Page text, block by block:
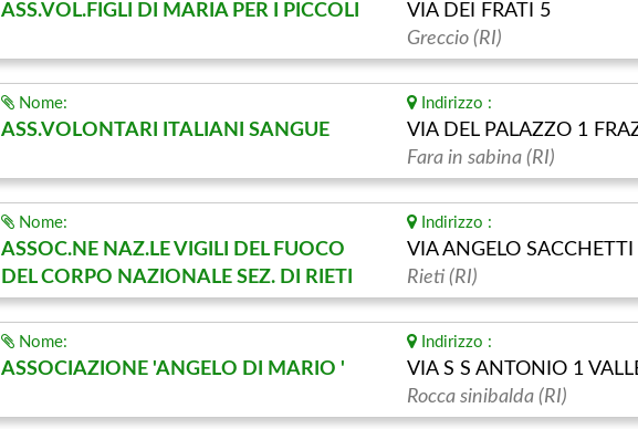
ASS.VOL.FIGLI DI MARIA PER I PICCOLI
VIA DEI FRATI 5
Greccio (RI)
Nome:
ASS.VOLONTARI ITALIANI SANGUE
Indirizzo :
VIA DEL PALAZZO 1
Fara in sabina (RI)
Nome:
ASSOC.NE NAZ.LE VIGILI DEL FUOCO
DEL CORPO NAZIONALE SEZ. DI RIETI
Indirizzo :
VIA ANGELO SACCHETTI
Rieti (RI)
Nome:
ASSOCIAZIONE 'ANGELO DI MARIO '
Indirizzo :
VIA S S ANTONIO 1
Rocca sinibalda (RI)